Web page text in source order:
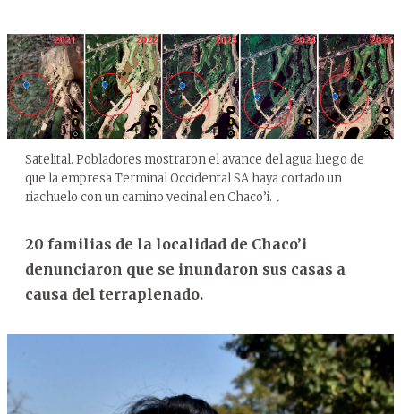
Satelital. Pobladores mostraron el avance del agua luego de
que la empresa Terminal Occidental SA haya cortado un
riachuelo con un camino vecinal en Chaco’i. .
20 familias de la localidad de Chaco’i
denunciaron que se inundaron sus casas a
causa del terraplenado.